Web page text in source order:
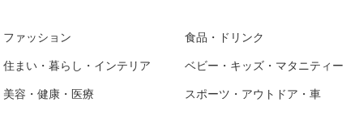
ファッション 食品・ドリンク
住まい・暮らし・インテリア ベビー・キッズ・マタニティー
美容・健康・医療 スポーツ・アウトドア・車